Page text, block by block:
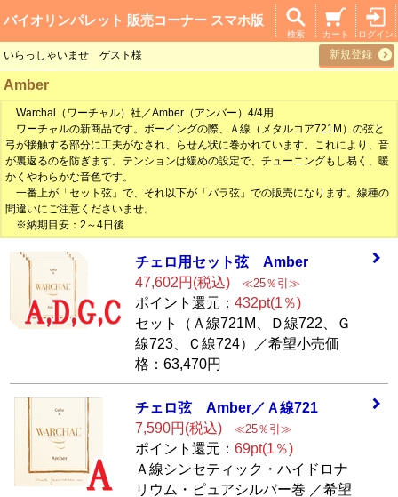
バイオリンパレット 販売コーナー スマホ版
ログイン
カート
検索
いらっしゃいませ ゲスト様 新規登録
Amber
Warchal（ワーチャル）社／Amber（アンバー）4/4用
ワーチャルの新商品です。ボーイングの際、Ａ線（メタルコア721M）の弦と
弓が接触する部分に工夫がなされ、らせん状に巻かれています。これにより、音
が裏返るのを防ぎます。テンションは緩めの設定で、チューニングもし易く、暖
かくやわらかな音色です。
一番上が「セット弦」で、それ以下が「バラ弦」での販売になります。線種の
間違いにご注意くださいませ。
※納期目安：2～4日後
チェロ用セット弦Amber
47,602円(税込)≪25％引≫
ポイント還元： 432pt(1％)
セット（Ａ線721M、Ｄ線722、Ｇ
線723、Ｃ線724）／希望小売価
格：63,470円
チェロ弦 Amber／ Ａ線721
7,590円(税込)≪25％引≫
ポイント還元： 69pt(1％)
Ａ線シンセティック・ハイドロナ
リウム・ピュアシルバー巻 ／希望